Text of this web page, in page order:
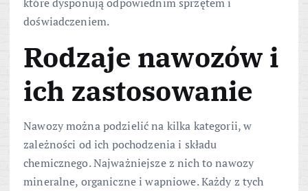
doświadczeniem.
Rodzaje nawozów i
ich zastosowanie
Nawozy można podzielić na kilka kategorii, w
zależności od ich pochodzenia i składu
chemicznego. Najważniejsze z nich to nawozy
mineralne, organiczne i wapniowe. Każdy z tych